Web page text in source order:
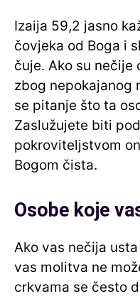
Izaija 59,2 jasno
čovjeka od Boga i
čuje. Ako su nečije
zbog nepokajanog
se pitanje što ta
Zaslužujete biti
pokroviteljstvom
Bogom čista.
Osobe koje
Ako vas nečija
vas molitva ne
crkvama se često